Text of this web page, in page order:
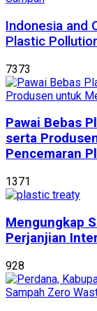
Indonesia and
Plastic
7373
Pawai Bebas
serta
Pencemaran
1371
Mengungkap
Perjanjian
928